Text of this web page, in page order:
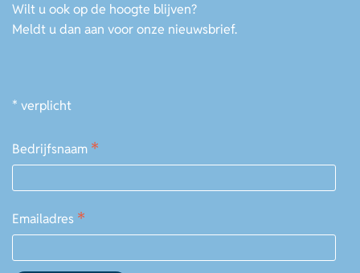
Wilt u ook op de hoogte blijven?
Meldt u dan aan voor onze nieuwsbrief.
* verplicht
Bedrijfsnaam *
Emailadres *